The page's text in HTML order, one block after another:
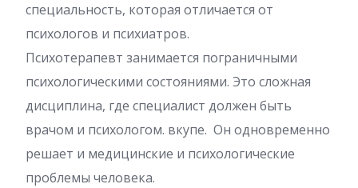
специальность, которая отличается от
психологов и психиатров.
Психотерапевт занимается пограничными
психологическими состояниями. Это сложная
дисциплина, где специалист должен быть
врачом и психологом. вкупе. Он одновременно
решает и медицинские и психологические
проблемы человека.